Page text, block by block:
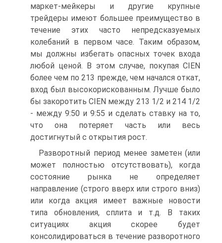
маркет-мейкеры и другие крупные
трейдеры имеют большее преимущество в
течение этих часто непредсказуемых
колебаний в первом часе. Таким образом,
мы должны избегать опасных точек входа
любой ценой. В этом случае, покупая CIEN
более чем по 213 прежде, чем начался откат,
вход был высокорискованным. Лучше было
бы закоротить CIEN между 213 1/2 и 214 1/2
- между 9:50 и 9:55 и сделать ставку на то,
что она потеряет часть или весь
достигнутый с открытия рост.
Разворотный период менее заметен (или
может полностью отсутствовать), когда
состояние рынка не определяет
направление (строго вверх или строго вниз)
или когда акция имеет важные новости
типа обновления, сплита и т.д. В таких
ситуациях акция скорее будет
консолидироваться в течение разворотного